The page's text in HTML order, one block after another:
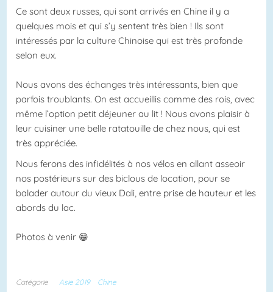
Ce sont deux russes, qui sont arrivés en Chine il y a
quelques mois et qui s’y sentent très bien ! Ils sont
intéressés par la culture Chinoise qui est très profonde
selon eux.
Nous avons des échanges très intéressants, bien que
parfois troublants. On est accueillis comme des rois, avec
même l’option petit déjeuner au lit ! Nous avons plaisir à
leur cuisiner une belle ratatouille de chez nous, qui est
très appréciée.
Nous ferons des infidélités à nos vélos en allant asseoir
nos postérieurs sur des biclous de location, pour se
balader autour du vieux Dali, entre prise de hauteur et les
abords du lac.
Photos à venir 😁
Catégorie Asie 2019 Chine